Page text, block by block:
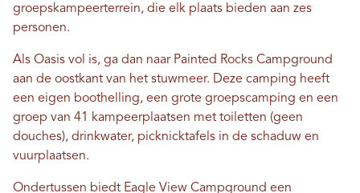
groepskampeerterrein, die elk plaats bieden aan zes
personen.
Als Oasis vol is, ga dan naar Painted Rocks Campground
aan de oostkant van het stuwmeer. Deze camping heeft
een eigen boothelling, een grote groepscamping en een
groep van 41 kampeerplaatsen met toiletten (geen
douches), drinkwater, picknicktafels in de schaduw en
vuurplaatsen.
Ondertussen biedt Eagle View Campground een